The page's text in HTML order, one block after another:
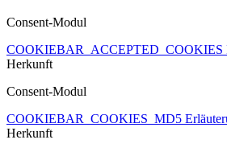
Consent-Modul
COOKIEBAR_ACCEPTED_COOKIES
Herkunft
Consent-Modul
COOKIEBAR_COOKIES_MD5
Herkunft